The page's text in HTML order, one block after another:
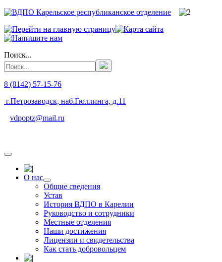
Поиск...
8 (8142) 57-15-76
г.Петрозаводск, наб.Гюллинга, д.11
vdpoptz@mail.ru
О нас
Общие сведения
Устав
История ВДПО в Карелии
Руководство и сотрудники
Местные отделения
Наши достижения
Лицензии и свидетельства
Как стать добровольцем